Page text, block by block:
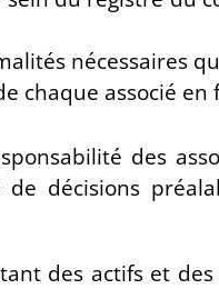
nécessaires
chaque associé
des
de décisions
des actifs et